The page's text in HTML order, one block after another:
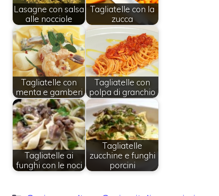
Lasagne con salsa
alle nocciole
Tagliatelle con la
zucca
Tagliatelle con
menta e gamberi
Tagliatelle con
polpa di granchio
Tagliatelle ai
funghi con le noci
Tagliatelle
zucchine e funghi
porcini